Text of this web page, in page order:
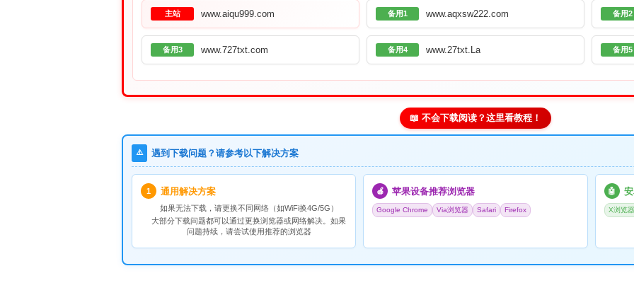
主站 www.aiqu999.com 备用1 www.aqxsw222.com 备用2
备用3 www.727txt.com 备用4 www.27txt.La 备用5
📖 不会下载阅读？这里看教程！
⚠️ 遇到下载问题？请参考以下解决方案
1 通用解决方案
如果无法下载，请更换不同网络（如WiFi换4G/5G）
大部分下载问题都可以通过更换浏览器或网络解决。如果
问题持续，请尝试使用推荐的浏览器
🍎 苹果设备推荐浏览器
Google Chrome Via浏览器 Safari Firefox
🤖
X浏览器